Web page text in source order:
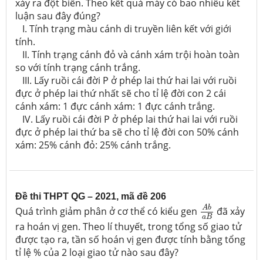
xảy ra đột biến. Theo kết quả mày có bao nhiêu kết
luận sau đây đúng?
I. Tính trạng màu cánh di truyền liên kết với giới
tính.
II. Tính trạng cánh đỏ và cánh xám trội hoàn toàn
so với tính trạng cánh trắng.
III. Lấy ruồi cái đời P ở phép lai thứ hai lai với ruồi
đực ở phép lai thứ nhất sẽ cho tỉ lệ đời con 2 cái
cánh xám: 1 đực cánh xám: 1 đực cánh trắng.
IV. Lấy ruồi cái đời P ở phép lai thứ hai lai với ruồi
đực ở phép lai thứ ba sẽ cho tỉ lệ đời con 50% cánh
xám: 25% cánh đỏ: 25% cánh trắng.
Đề thi THPT QG – 2021, mã đề 206
Quá trình giảm phân ở cơ thể có kiểu gen Ab
aB
Ab B
đã xảy
ra hoán vị gen. Theo lí thuyết, trong tổng số giao tử
được tạo ra, tần số hoán vị gen được tính bằng tổng
tỉ lệ % của 2 loại giao tử nào sau đây?